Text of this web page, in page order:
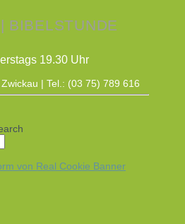
BIBELSTUNDE
19.30 Uhr
| Tel.: (03 75) 789 616
von Real Cookie Banner